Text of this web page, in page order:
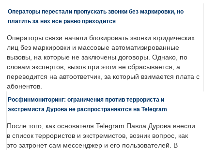
Операторы перестали пропускать звонки без маркировки, но
платить за них все равно приходится
Операторы связи начали блокировать звонки юридических
лиц без маркировки и массовые автоматизированные
вызовы, на которые не заключены договоры. Однако, по
словам экспертов, вызов при этом не сбрасывается, а
переводится на автоответчик, за который взимается плата с
абонентов.
Росфинмониторинг: ограничения против террориста и
экстремиста Дурова не распространяются на Telegram
После того, как основателя Telegram Павла Дурова внесли
в список террористов и экстремистов, возник вопрос, как
это затронет сам мессенджер и его пользователей. В